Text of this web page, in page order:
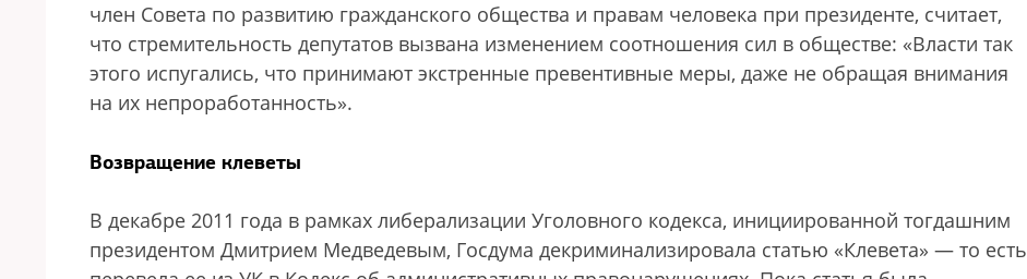
член Совета по развитию гражданского общества и правам человека при президенте, считает,
что стремительность депутатов вызвана изменением соотношения сил в обществе: «Власти так
этого испугались, что принимают экстренные превентивные меры, даже не обращая внимания
на их непроработанность».
Возвращение клеветы
В декабре 2011 года в рамках либерализации Уголовного кодекса, инициированной тогдашним
президентом Дмитрием Медведевым, Госдума декриминализировала статью «Клевета» — то есть